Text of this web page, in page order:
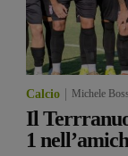
Calcio Michele
Il
1